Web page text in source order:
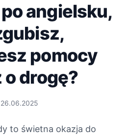
angielsku,
pomocy
drogę?
26.06.2025
to świetna okazja do